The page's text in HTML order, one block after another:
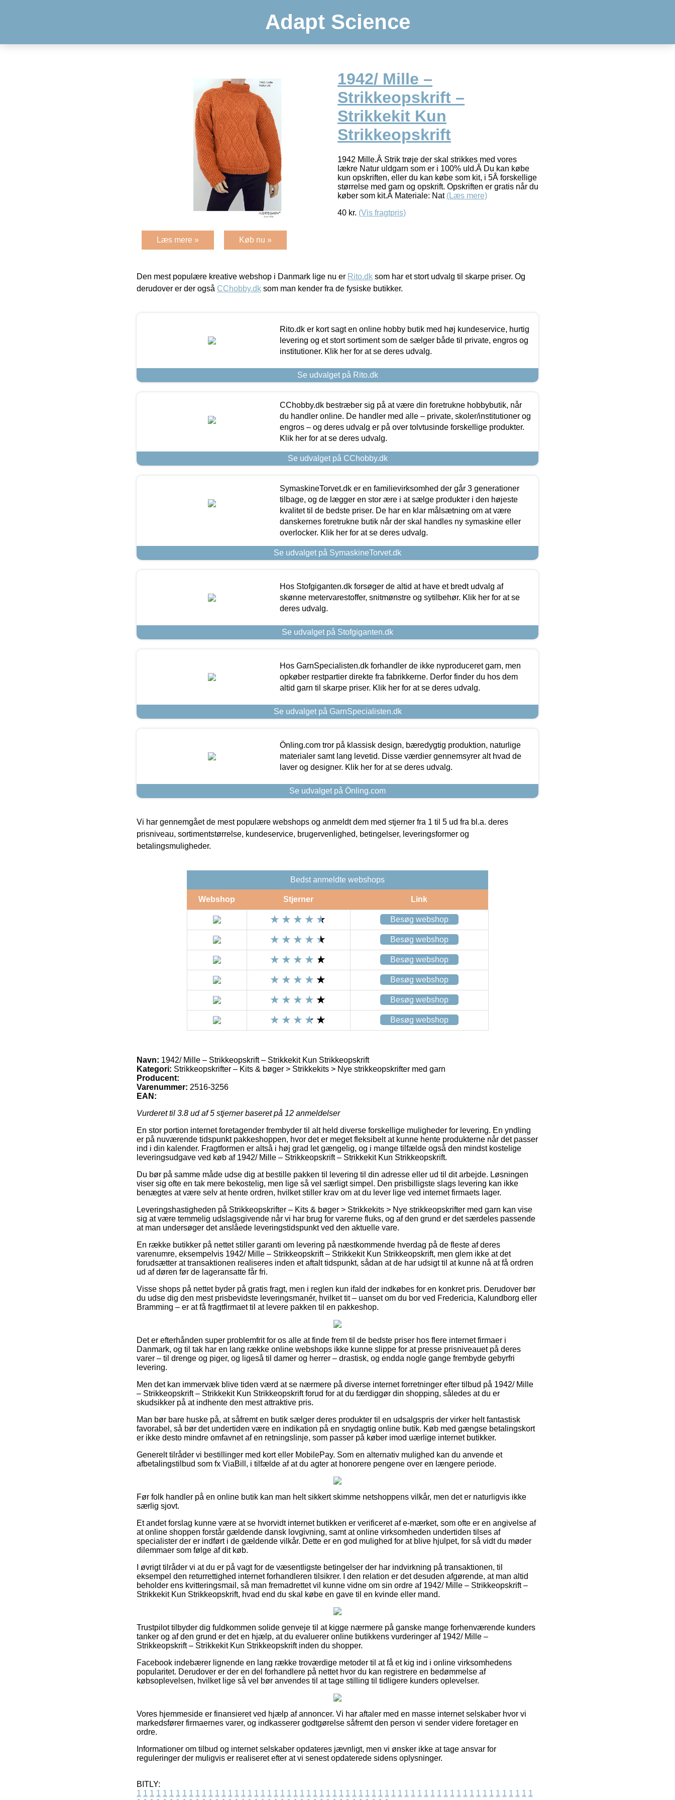
Adapt Science
1942/ Mille –
Strikkeopskrift –
Strikkekit Kun
Strikkeopskrift
1942 Mille.Â Strik trøje der skal strikkes med vores
lækre Natur uldgarn som er i 100% uld.Â Du kan købe
kun opskriften, eller du kan købe som kit, i 5Â forskellige
størrelse med garn og opskrift. Opskriften er gratis når du
køber som kit.Â Materiale: Nat (Læs mere)
40 kr. (Vis fragtpris)
Læs mere » Køb nu »
Den mest populære kreative webshop i Danmark lige nu er Rito.dk som har et stort udvalg til skarpe priser. Og
derudover er der også CChobby.dk som man kender fra de fysiske butikker.
Rito.dk er kort sagt en online hobby butik med høj kundeservice, hurtig
levering og et stort sortiment som de sælger både til private, engros og
institutioner. Klik her for at se deres udvalg.
Se udvalget på Rito.dk
CChobby.dk bestræber sig på at være din foretrukne hobbybutik, når
du handler online. De handler med alle – private, skoler/institutioner og
engros – og deres udvalg er på over tolvtusinde forskellige produkter.
Klik her for at se deres udvalg.
Se udvalget på CChobby.dk
SymaskineTorvet.dk er en familievirksomhed der går 3 generationer
tilbage, og de lægger en stor ære i at sælge produkter i den højeste
kvalitet til de bedste priser. De har en klar målsætning om at være
danskernes foretrukne butik når der skal handles ny symaskine eller
overlocker. Klik her for at se deres udvalg.
Se udvalget på SymaskineTorvet.dk
Hos Stofgiganten.dk forsøger de altid at have et bredt udvalg af
skønne metervarestoffer, snitmønstre og sytilbehør. Klik her for at se
deres udvalg.
Se udvalget på Stofgiganten.dk
Hos GarnSpecialisten.dk forhandler de ikke nyproduceret garn, men
opkøber restpartier direkte fra fabrikkerne. Derfor finder du hos dem
altid garn til skarpe priser. Klik her for at se deres udvalg.
Se udvalget på GarnSpecialisten.dk
Önling.com tror på klassisk design, bæredygtig produktion, naturlige
materialer samt lang levetid. Disse værdier gennemsyrer alt hvad de
laver og designer. Klik her for at se deres udvalg.
Se udvalget på Önling.com
Vi har gennemgået de mest populære webshops og anmeldt dem med stjerner fra 1 til 5 ud fra bl.a. deres
prisniveau, sortimentstørrelse, kundeservice, brugervenlighed, betingelser, leveringsformer og
betalingsmuligheder.
Bedst anmeldte webshops
Webshop Stjerner Link
Besøg webshop
Besøg webshop
Besøg webshop
Besøg webshop
Besøg webshop
Besøg webshop
Navn: 1942/ Mille – Strikkeopskrift – Strikkekit Kun Strikkeopskrift
Kategori: Strikkeopskrifter – Kits & bøger > Strikkekits > Nye strikkeopskrifter med garn
Producent:
Varenummer: 2516-3256
EAN:
Vurderet til 3.8 ud af 5 stjerner baseret på 12 anmeldelser
En stor portion internet foretagender frembyder til alt held diverse forskellige muligheder for levering. En yndling
er på nuværende tidspunkt pakkeshoppen, hvor det er meget fleksibelt at kunne hente produkterne når det passer
ind i din kalender. Fragtformen er altså i høj grad let gængelig, og i mange tilfælde også den mindst kostelige
leveringsudgave ved køb af 1942/ Mille – Strikkeopskrift – Strikkekit Kun Strikkeopskrift.
Du bør på samme måde udse dig at bestille pakken til levering til din adresse eller ud til dit arbejde. Løsningen
viser sig ofte en tak mere bekostelig, men lige så vel særligt simpel. Den prisbilligste slags levering kan ikke
benægtes at være selv at hente ordren, hvilket stiller krav om at du lever lige ved internet firmaets lager.
Leveringshastigheden på Strikkeopskrifter – Kits & bøger > Strikkekits > Nye strikkeopskrifter med garn kan vise
sig at være temmelig udslagsgivende når vi har brug for varerne fluks, og af den grund er det særdeles passende
at man undersøger det anslåede leveringstidspunkt ved den aktuelle vare.
En række butikker på nettet stiller garanti om levering på næstkommende hverdag på de fleste af deres
varenumre, eksempelvis 1942/ Mille – Strikkeopskrift – Strikkekit Kun Strikkeopskrift, men glem ikke at det
forudsætter at transaktionen realiseres inden et aftalt tidspunkt, sådan at de har udsigt til at kunne nå at få ordren
ud af døren før de lageransatte får fri.
Visse shops på nettet byder på gratis fragt, men i reglen kun ifald der indkøbes for en konkret pris. Derudover bør
du udse dig den mest prisbevidste leveringsmanér, hvilket tit – uanset om du bor ved Fredericia, Kalundborg eller
Bramming – er at få fragtfirmaet til at levere pakken til en pakkeshop.
Det er efterhånden super problemfrit for os alle at finde frem til de bedste priser hos flere internet firmaer i
Danmark, og til tak har en lang række online webshops ikke kunne slippe for at presse prisniveauet på deres
varer – til drenge og piger, og ligeså til damer og herrer – drastisk, og endda nogle gange frembyde gebyrfri
levering.
Men det kan immervæk blive tiden værd at se nærmere på diverse internet forretninger efter tilbud på 1942/ Mille
– Strikkeopskrift – Strikkekit Kun Strikkeopskrift forud for at du færdiggør din shopping, således at du er
skudsikker på at indhente den mest attraktive pris.
Man bør bare huske på, at såfremt en butik sælger deres produkter til en udsalgspris der virker helt fantastisk
favorabel, så bør det undertiden være en indikation på en snydagtig online butik. Køb med gængse betalingskort
er ikke desto mindre omfavnet af en retningslinje, som passer på køber imod uærlige internet butikker.
Generelt tilråder vi bestillinger med kort eller MobilePay. Som en alternativ mulighed kan du anvende et
afbetalingstilbud som fx ViaBill, i tilfælde af at du agter at honorere pengene over en længere periode.
Før folk handler på en online butik kan man helt sikkert skimme netshoppens vilkår, men det er naturligvis ikke
særlig sjovt.
Et andet forslag kunne være at se hvorvidt internet butikken er verificeret af e-mærket, som ofte er en angivelse af
at online shoppen forstår gældende dansk lovgivning, samt at online virksomheden undertiden tilses af
specialister der er indført i de gældende vilkår. Dette er en god mulighed for at blive hjulpet, for så vidt du møder
dilemmaer som følge af dit køb.
I øvrigt tilråder vi at du er på vagt for de væsentligste betingelser der har indvirkning på transaktionen, til
eksempel den returrettighed internet forhandleren tilsikrer. I den relation er det desuden afgørende, at man altid
beholder ens kvitteringsmail, så man fremadrettet vil kunne vidne om sin ordre af 1942/ Mille – Strikkeopskrift –
Strikkekit Kun Strikkeopskrift, hvad end du skal købe en gave til en kvinde eller mand.
Trustpilot tilbyder dig fuldkommen solide genveje til at kigge nærmere på ganske mange forhenværende kunders
tanker og af den grund er det en hjælp, at du evaluerer online butikkens vurderinger af 1942/ Mille –
Strikkeopskrift – Strikkekit Kun Strikkeopskrift inden du shopper.
Facebook indebærer lignende en lang række troværdige metoder til at få et kig ind i online virksomhedens
popularitet. Derudover er der en del forhandlere på nettet hvor du kan registrere en bedømmelse af
købsoplevelsen, hvilket lige så vel bør anvendes til at tage stilling til tidligere kunders oplevelser.
Vores hjemmeside er finansieret ved hjælp af annoncer. Vi har aftaler med en masse internet selskaber hvor vi
markedsfører firmaernes varer, og indkasserer godtgørelse såfremt den person vi sender videre foretager en
ordre.
Informationer om tilbud og internet selskaber opdateres jævnligt, men vi ønsker ikke at tage ansvar for
reguleringer der muligvis er realiseret efter at vi senest opdaterede sidens oplysninger.
BITLY:
1 1 1 1 1 1 1 1 1 1 1 1 1 1 1 1 1 1 1 1 1 1 1 1 1 1 1 1 1 1 1 1 1 1 1 1 1 1 1 1 1 1 1 1 1 1 1 1 1 1 1 1 1 1 1 1 1 1 1 1 1